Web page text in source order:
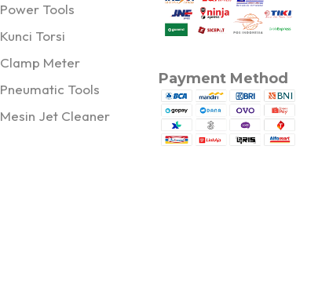
Power Tools
Kunci Torsi
Clamp Meter
Pneumatic Tools
Mesin Jet Cleaner
Payment Method